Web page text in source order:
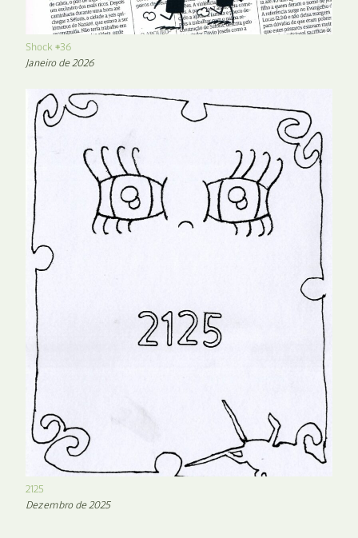
Shock #36
Janeiro de 2026
2125
Dezembro de 2025